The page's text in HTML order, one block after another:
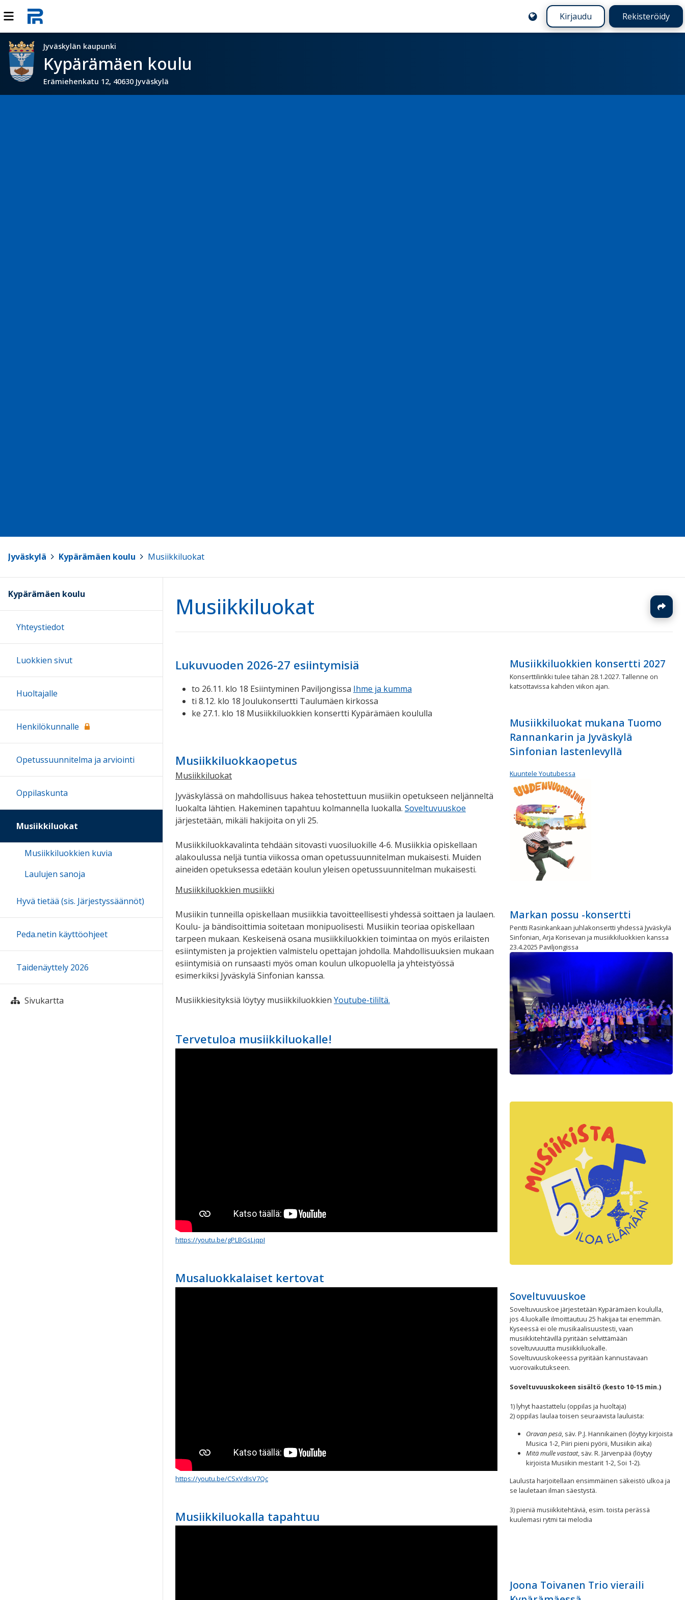
Kirjaudu Rekisteröidy
Jyväskylän kaupunki
Kypärämäen koulu
Erämiehenkatu 12, 40630 Jyväskylä
Jyväskylä Kypärämäen koulu Musiikkiluokat
Musiikkiluokat
Lukuvuoden 2026-27 esiintymisiä
to 26.11. klo 18 Esiintyminen Paviljongissa Ihme ja kumma
ti 8.12. klo 18 Joulukonsertti Taulumäen kirkossa
ke 27.1. klo 18 Musiikkiluokkien konsertti Kypärämäen koululla
Musiikkiluokkaopetus
Musiikkiluokat
Jyväskylässä on mahdollisuus hakea tehostettuun musiikin opetukseen neljänneltä
luokalta lähtien. Hakeminen tapahtuu kolmannella luokalla. Soveltuvuuskoe
järjestetään, mikäli hakijoita on yli 25.
Musiikkiluokkavalinta tehdään sitovasti vuosiluokille 4-6. Musiikkia opiskellaan
alakoulussa neljä tuntia viikossa oman opetussuunnitelman mukaisesti. Muiden
aineiden opetuksessa edetään koulun yleisen opetussuunnitelman mukaisesti.
Musiikkiluokkien musiikki
Musiikin tunneilla opiskellaan musiikkia tavoitteellisesti yhdessä soittaen ja laulaen.
Koulu- ja bändisoittimia soitetaan monipuolisesti. Musiikin teoriaa opiskellaan
tarpeen mukaan. Keskeisenä osana musiikkiluokkien toimintaa on myös erilaisten
esiintymisten ja projektien valmistelu opettajan johdolla. Mahdollisuuksien mukaan
esiintymisiä on runsaasti myös oman koulun ulkopuolella ja yhteistyössä
esimerkiksi Jyväskylä Sinfonian kanssa.
Musiikkiesityksiä löytyy musiikkiluokkien Youtube-tililtä.
Tervetuloa musiikkiluokalle!
https://youtu.be/gPLBGsLjqpI
Musaluokkalaiset kertovat
https://youtu.be/CSxVdIsV7Qc
Musiikkiluokalla tapahtuu
Musiikkiluokkien konsertti 2027
Konserttilinkki tulee tähän 28.1.2027. Tallenne on
katsottavissa kahden viikon ajan.
Musiikkiluokat mukana Tuomo
Rannankarin ja Jyväskylä
Sinfonian lastenlevyllä
Kuuntele Youtubessa
Markan possu -konsertti
Pentti Rasinkankaan juhlakonsertti yhdessä Jyväskylä
Sinfonian, Arja Korisevan ja musiikkiluokkien kanssa
23.4.2025 Paviljongissa
Soveltuvuuskoe
Soveltuvuuskoe järjestetään Kypärämäen koululla,
jos 4.luokalle ilmoittautuu 25 hakijaa tai enemmän.
Kyseessä ei ole musikaalisuustesti, vaan
musiikkitehtävillä pyritään selvittämään
soveltuvuuutta musiikkiluokalle.
Soveltuvuuskokeessa pyritään kannustavaan
vuorovaikutukseen.
Soveltuvuuskokeen sisältö (kesto 10-15 min.)
1) lyhyt haastattelu (oppilas ja huoltaja)
2) oppilas laulaa toisen seuraavista lauluista:
Oravan pesä , säv. P.J. Hannikainen (löytyy kirjoista
Musica 1-2, Piiri pieni pyörii, Musiikin aika)
Mitä mulle vastaat, säv. R. Järvenpää (löytyy
kirjoista Musiikin mestarit 1-2, Soi 1-2).
Laulusta harjoitellaan ensimmäinen säkeistö ulkoa ja
se lauletaan ilman säestystä.
3) pieniä musiikkitehtäviä, esim. toista perässä
kuulemasi rytmi tai melodia
Joona Toivanen Trio vieraili
Kypärämäen koulu
Yhteystiedot
Luokkien sivut
Huoltajalle
Henkilökunnalle
Opetussuunnitelma ja arviointi
Oppilaskunta
Musiikkiluokat
Musiikkiluokkien kuvia
Laulujen sanoja
Hyvä tietää (sis. Järjestyssäännöt)
Peda.netin käyttöohjeet
Taidenäyttely 2026
Sivukartta